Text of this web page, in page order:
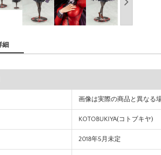
細
画像は実際の商品と異なる
KOTOBUKIYA(コトブキヤ)
2018年5月未定